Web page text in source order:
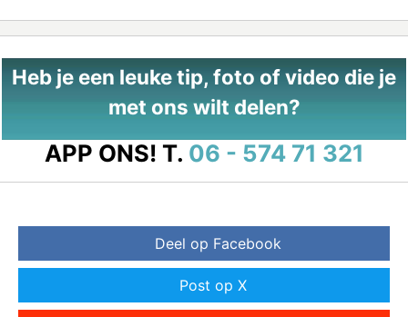
Heb je een leuke tip, foto of video die je
met ons wilt delen?
APP ONS! T. 06 - 574 71 321
Deel op Facebook
Post op X